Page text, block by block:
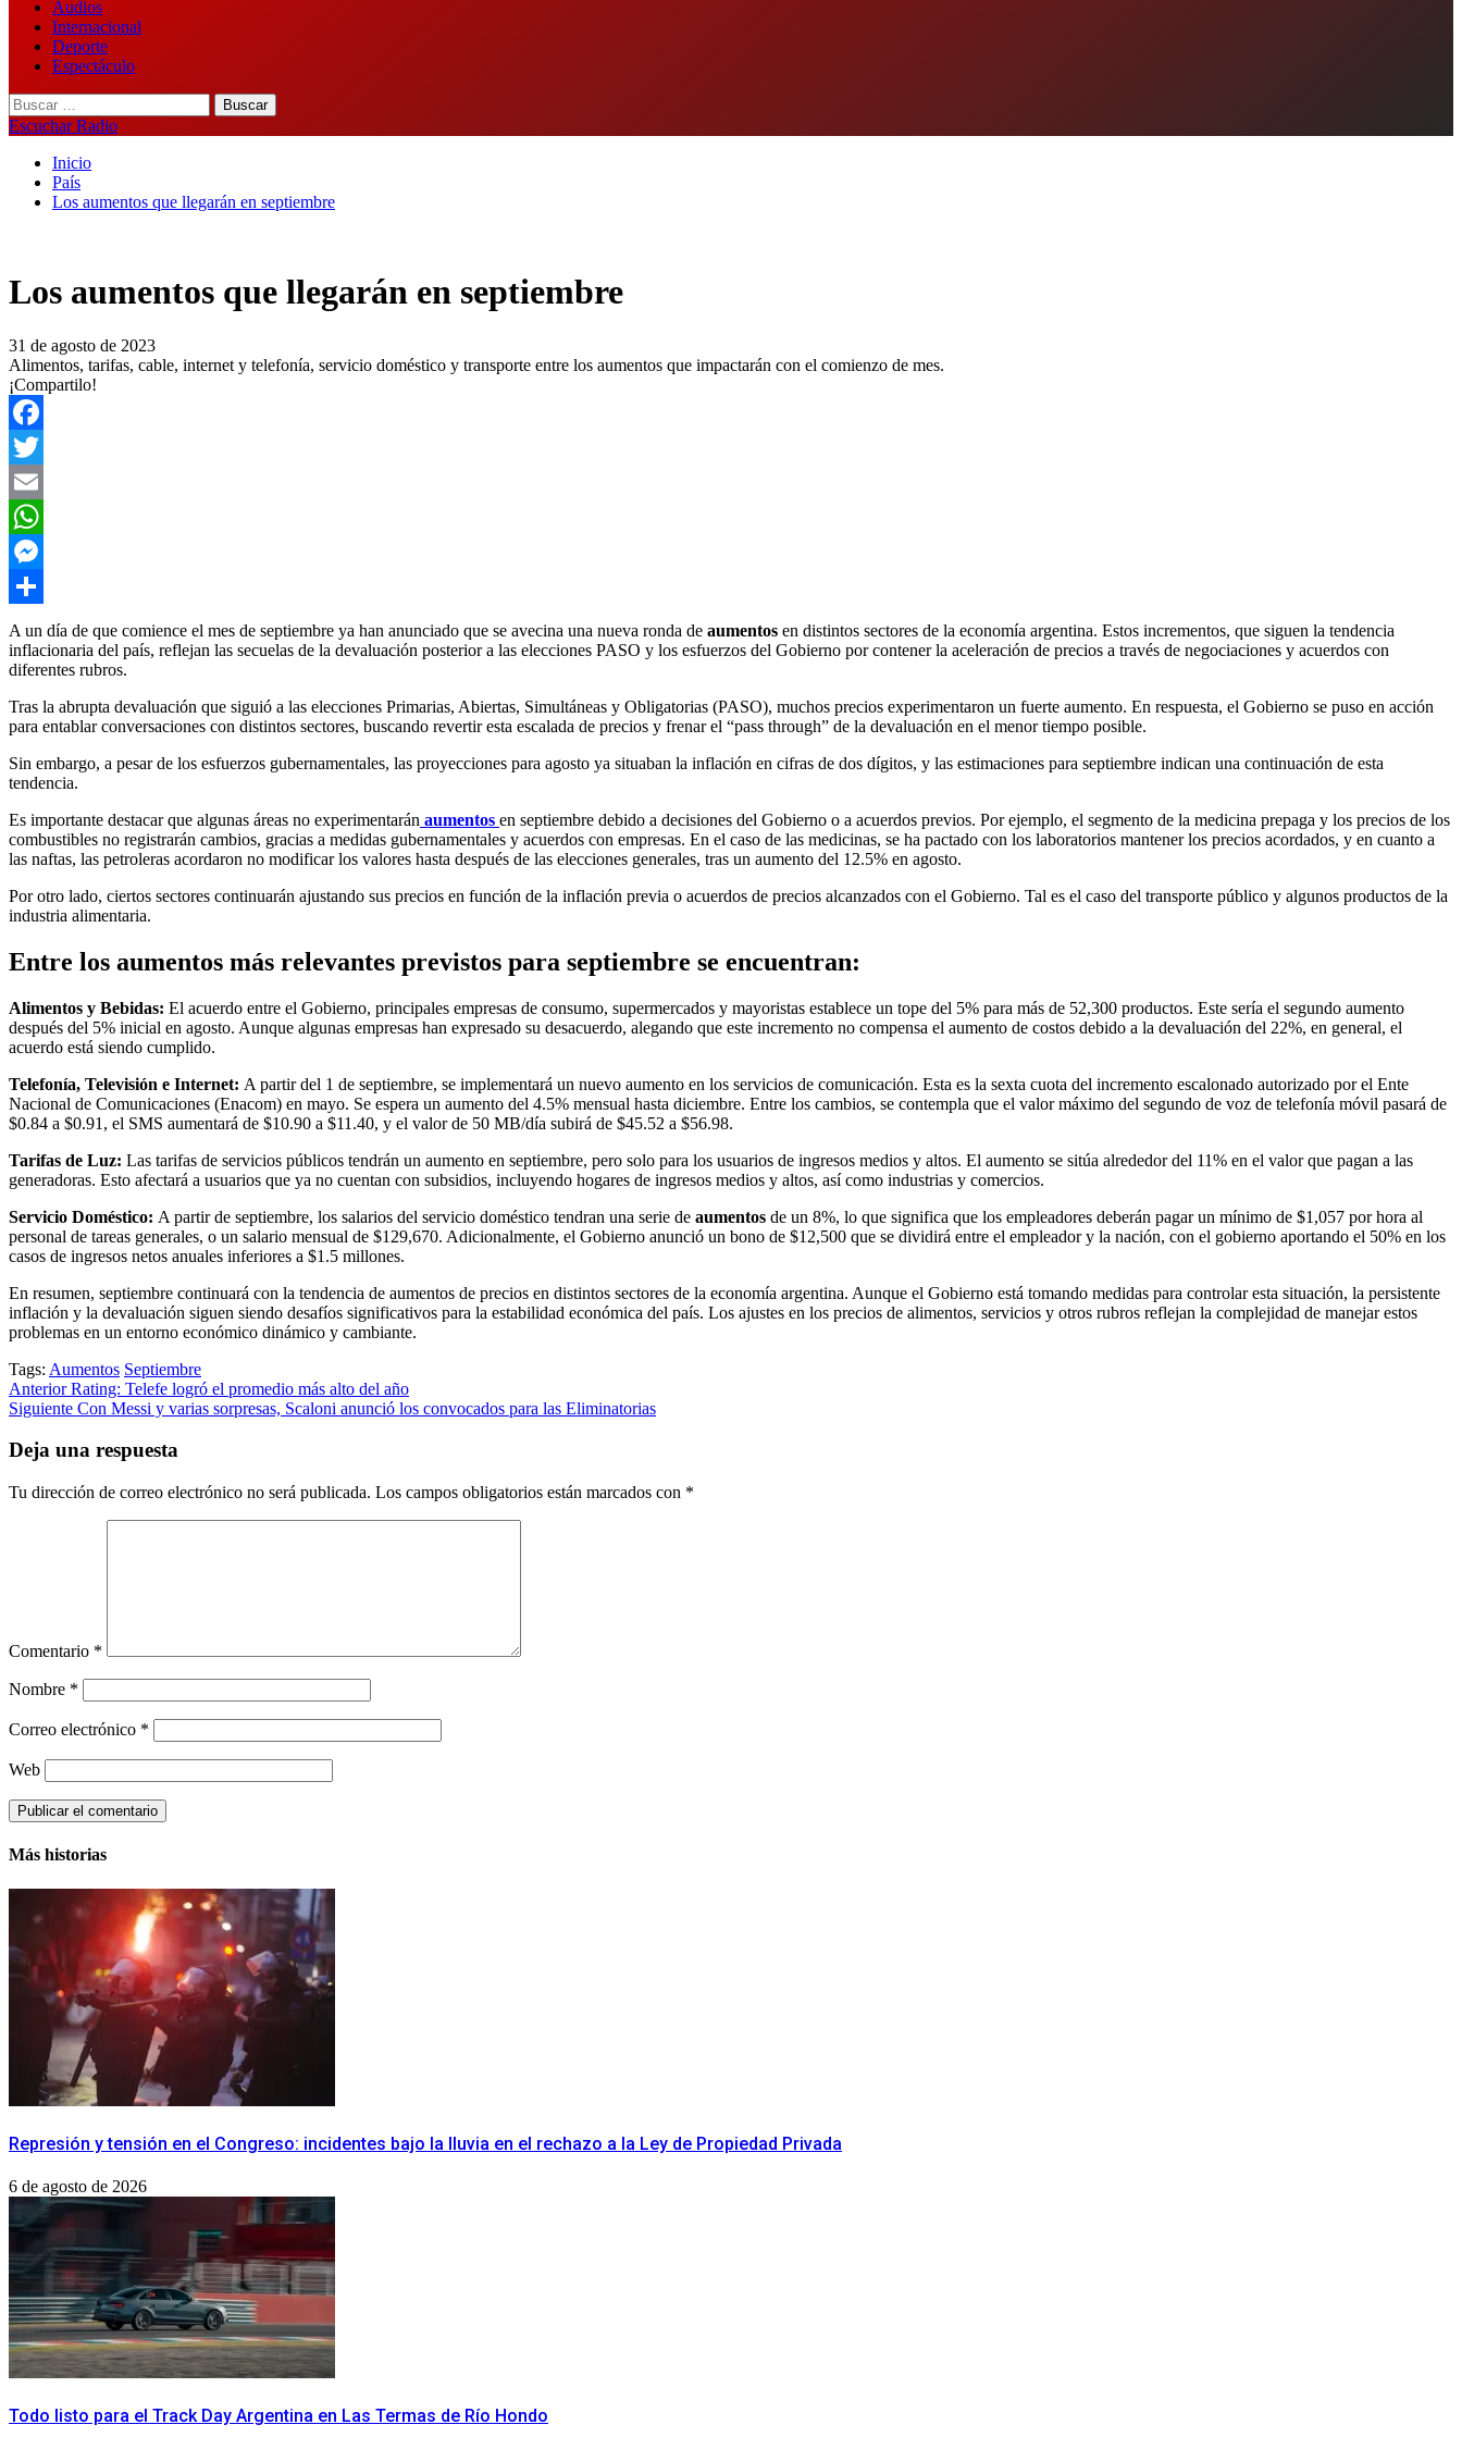
Audios
Internacional
Deporte
Espectáculo
Buscar:
Escuchar Radio
Inicio
País
Los aumentos que llegarán en septiembre
Los aumentos que llegarán en septiembre
31 de agosto de 2023
Alimentos, tarifas, cable, internet y telefonía, servicio doméstico y transporte entre los aumentos que impactarán con el comienzo de mes.
¡Compartilo!
Facebook
Twitter
Email
WhatsApp
Messenger
Compartir
A un día de que comience el mes de septiembre ya han anunciado que se avecina una nueva ronda de aumentos en distintos sectores de la economía argentina. Estos incrementos, que siguen la tendencia
inflacionaria del país, reflejan las secuelas de la devaluación posterior a las elecciones PASO y los esfuerzos del Gobierno por contener la aceleración de precios a través de negociaciones y acuerdos con
diferentes rubros.
Tras la abrupta devaluación que siguió a las elecciones Primarias, Abiertas, Simultáneas y Obligatorias (PASO), muchos precios experimentaron un fuerte aumento. En respuesta, el Gobierno se puso en acción
para entablar conversaciones con distintos sectores, buscando revertir esta escalada de precios y frenar el “pass through” de la devaluación en el menor tiempo posible.
Sin embargo, a pesar de los esfuerzos gubernamentales, las proyecciones para agosto ya situaban la inflación en cifras de dos dígitos, y las estimaciones para septiembre indican una continuación de esta
tendencia.
Es importante destacar que algunas áreas no experimentarán aumentos en septiembre debido a decisiones del Gobierno o a acuerdos previos. Por ejemplo, el segmento de la medicina prepaga y los precios de los
combustibles no registrarán cambios, gracias a medidas gubernamentales y acuerdos con empresas. En el caso de las medicinas, se ha pactado con los laboratorios mantener los precios acordados, y en cuanto a
las naftas, las petroleras acordaron no modificar los valores hasta después de las elecciones generales, tras un aumento del 12.5% en agosto.
Por otro lado, ciertos sectores continuarán ajustando sus precios en función de la inflación previa o acuerdos de precios alcanzados con el Gobierno. Tal es el caso del transporte público y algunos productos de la
industria alimentaria.
Entre los aumentos más relevantes previstos para septiembre se encuentran:
Alimentos y Bebidas: El acuerdo entre el Gobierno, principales empresas de consumo, supermercados y mayoristas establece un tope del 5% para más de 52,300 productos. Este sería el segundo aumento
después del 5% inicial en agosto. Aunque algunas empresas han expresado su desacuerdo, alegando que este incremento no compensa el aumento de costos debido a la devaluación del 22%, en general, el
acuerdo está siendo cumplido.
Telefonía, Televisión e Internet: A partir del 1 de septiembre, se implementará un nuevo aumento en los servicios de comunicación. Esta es la sexta cuota del incremento escalonado autorizado por el Ente
Nacional de Comunicaciones (Enacom) en mayo. Se espera un aumento del 4.5% mensual hasta diciembre. Entre los cambios, se contempla que el valor máximo del segundo de voz de telefonía móvil pasará de
$0.84 a $0.91, el SMS aumentará de $10.90 a $11.40, y el valor de 50 MB/día subirá de $45.52 a $56.98.
Tarifas de Luz: Las tarifas de servicios públicos tendrán un aumento en septiembre, pero solo para los usuarios de ingresos medios y altos. El aumento se sitúa alrededor del 11% en el valor que pagan a las
generadoras. Esto afectará a usuarios que ya no cuentan con subsidios, incluyendo hogares de ingresos medios y altos, así como industrias y comercios.
Servicio Doméstico: A partir de septiembre, los salarios del servicio doméstico tendran una serie de aumentos de un 8%, lo que significa que los empleadores deberán pagar un mínimo de $1,057 por hora al
personal de tareas generales, o un salario mensual de $129,670. Adicionalmente, el Gobierno anunció un bono de $12,500 que se dividirá entre el empleador y la nación, con el gobierno aportando el 50% en los
casos de ingresos netos anuales inferiores a $1.5 millones.
En resumen, septiembre continuará con la tendencia de aumentos de precios en distintos sectores de la economía argentina. Aunque el Gobierno está tomando medidas para controlar esta situación, la persistente
inflación y la devaluación siguen siendo desafíos significativos para la estabilidad económica del país. Los ajustes en los precios de alimentos, servicios y otros rubros reflejan la complejidad de manejar estos
problemas en un entorno económico dinámico y cambiante.
Tags: Aumentos Septiembre
Post
navigation
AnteriorRating: Telefe logró el promedio más alto del año
Siguiente Con Messi y varias sorpresas, Scaloni anunció los convocados para las Eliminatorias
Deja una respuesta
Tu dirección de correo electrónico no será publicada. Los campos obligatorios están marcados con *
Comentario *
Nombre *
Correo electrónico *
Web
Más historias
Represión y tensión en el Congreso: incidentes bajo la lluvia en el rechazo a la Ley de Propiedad Privada
6 de agosto de 2026
Todo listo para el Track Day Argentina en Las Termas de Río Hondo